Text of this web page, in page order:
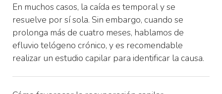
En muchos casos, la caída es temporal y se
resuelve por sí sola. Sin embargo, cuando se
prolonga más de cuatro meses, hablamos de
efluvio telógeno crónico, y es recomendable
realizar un estudio capilar para identificar la causa.